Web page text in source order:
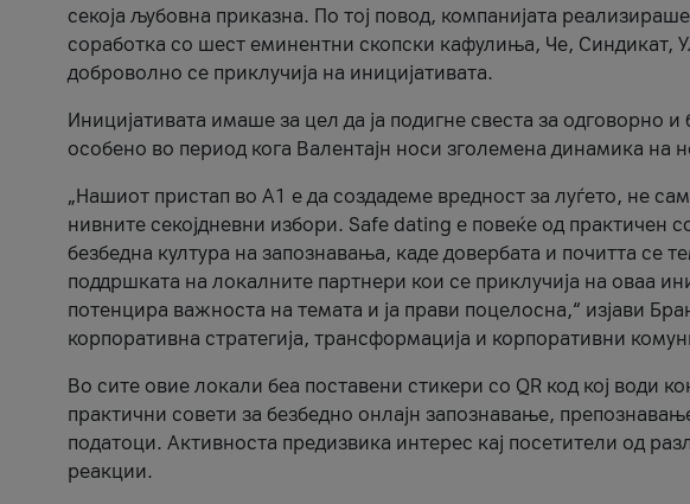
секоја љубовна приказна. По тој повод, компанијата
соработка со шест еминентни скопски кафулиња, Че, Синдикат,
доброволно се приклучија на иницијативата.
Иницијативата имаше за цел да ја подигне свеста за одговорно
особено во период кога Валентајн носи зголемена динамика на
„Нашиот пристап во А1 е да создадеме вредност за луѓето, не
нивните секојдневни избори. Safe dating е повеќе од практичен
безбедна култура на запознавања, каде довербата и почитта се
поддршката на локалните партнери кои се приклучија на оваа
потенцира важноста на темата и ја прави поцелосна,“ изјави
корпоративна стратегија, трансформација и корпоративни
Во сите овие локали беа поставени стикери со QR код кој води
практични совети за безбедно онлајн запознавање,
податоци. Активноста предизвика интерес кај посетители од
реакции.